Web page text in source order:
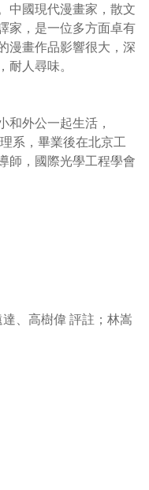
中國現代漫畫家，散文
家，是一位多方面卓有
漫畫作品影響很大，深
人尋味。
和外公一起生活，
系，畢業後在北京工
師，國際光學工程學會
、高樹偉 評註；林嵩